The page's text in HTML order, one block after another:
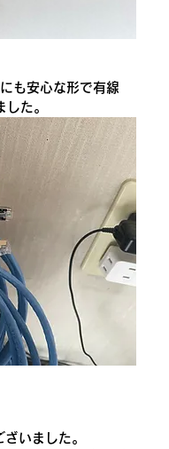
も安心な形で有線
た。
いました。